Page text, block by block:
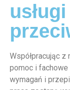
usługi
Współpracując
pomoc i
wymagań i